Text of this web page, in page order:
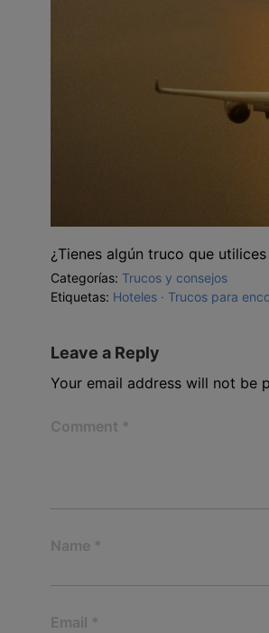
¿Tienes algún truco que
Categorías: Trucos y consejos
Etiquetas: Hoteles Trucos para
Leave a Reply
Your email address will not be
Comment *
Name *
Email *